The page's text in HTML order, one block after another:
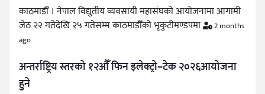
काठमाडौँ । नेपाल विद्युतीय व्यवसायी महासंघको आयोजनामा आगामी
जेठ २२ गतेदेखि २५ गतेसम्म काठमाडौँको भृकुटीमण्डपमा
2 months
ago
अन्तर्राष्ट्रिय स्तरको १२औँ फिन इलेक्ट्रो–टेक २०२६आयोजना
हुने